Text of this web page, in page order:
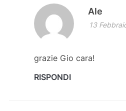
Ale
13
grazie Gio cara!
RISPONDI